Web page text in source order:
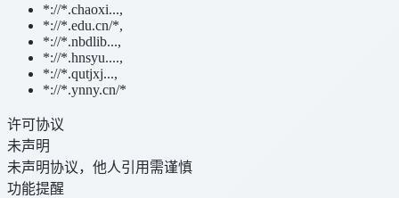
*://*.chaoxi...,
*://*.edu.cn/*,
*://*.nbdlib...,
*://*.hnsyu....,
*://*.qutjxj...,
*://*.ynny.cn/*
许可协议
未声明
未声明协议，他人引用需谨慎
功能提醒